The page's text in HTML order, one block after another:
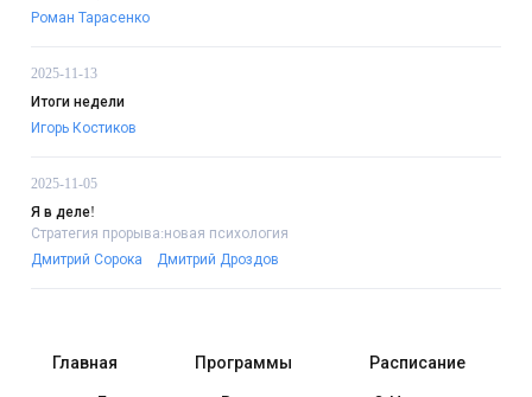
Роман Тарасенко
2025-11-13
Итоги недели
Игорь Костиков
2025-11-05
Я в деле!
Стратегия прорыва:новая психология
Дмитрий Сорока
Дмитрий Дроздов
Главная Программы Расписание